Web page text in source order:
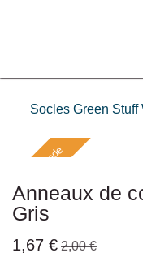
Socles Green Stuff
Sur commande
Anneaux de
Gris
1,67€ 2,00€